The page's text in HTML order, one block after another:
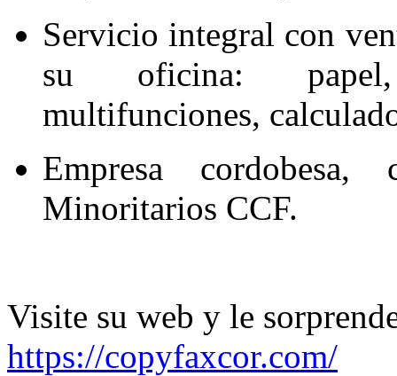
Servicio integral con
su oficina: papel,
multifunciones,
Empresa
Minoritarios CCF.
Visite su web y le
https://copyfaxcor.com/